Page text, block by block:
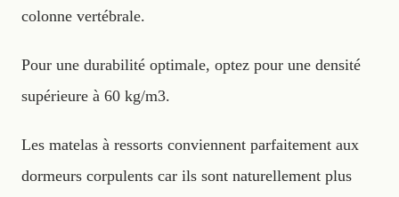
colonne vertébrale.
Pour une durabilité optimale, optez pour une densité
supérieure à 60 kg/m3.
Les matelas à ressorts conviennent parfaitement aux
dormeurs corpulents car ils sont naturellement plus